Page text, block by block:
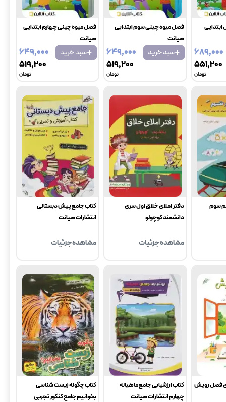
۶۸۹٬۰۰۰
۵۵۱٬۲۰۰
تومان
فصل میوه چینی سوم ابتدایی
صیانت
+سبد خرید
۶۴۹٬۰۰۰
۵۱۹٬۲۰۰
تومان
فصل میوه چینی چهارم ابتدایی
صیانت
+سبد خرید
۶۴۹٬۰۰۰
۵۱۹٬۲۰۰
تومان
سوم
دفتر املای خلاق اول سری
دانشمند کوچولو
مشاهده جزئیات
کتاب جامع پیش دبستانی
انتشارات صیانت
مشاهده جزئیات
فصل رویش
کتاب ارزشیابی جامع ماهیانه
چهارم انتشارات صیانت
کتاب چگونه زیست شناسی
بخوانیم جامع کنکور تجربی